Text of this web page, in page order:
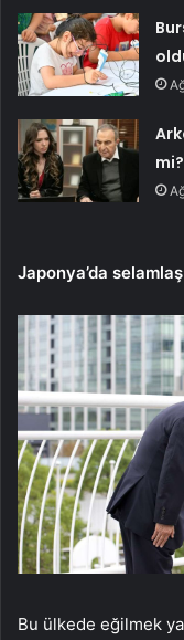
Japonya’da
Bu ülkede eğilmek